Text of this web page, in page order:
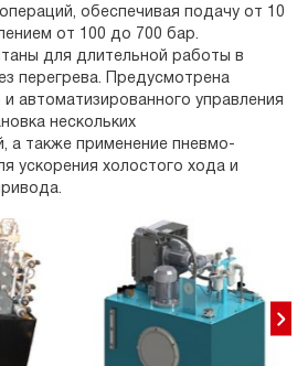
обеспечивая подачу от 10
от 100 до 700 бар.
для длительной работы в
перегрева. Предусмотрена
автоматизированного управления
нескольких
а также применение пневмо-
ускорения холостого хода и